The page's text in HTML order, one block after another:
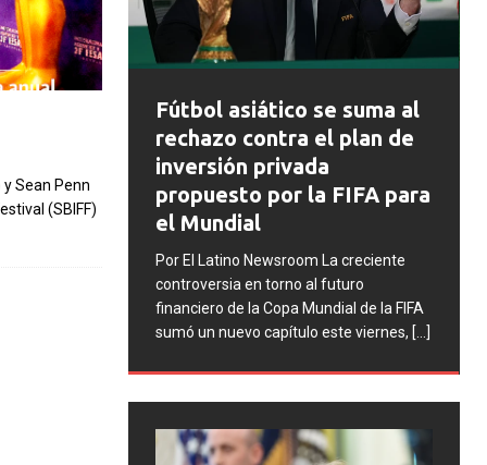
Sean Penn
(SBIFF)
asiático se suma al
contra el plan de
por la FIFA para
Mundial
El Latino Newsroom La creciente
en torno al futuro
de la Copa Mundial de la FIFA
un nuevo capítulo este viernes,[...]
FIFA abre
disciplinarios
Argentina tras
incidentes en la
Mundial 2026
Por El Latino Newsroom
una serie de procesos
contra la Asociación del
Argentino (AFA), cuatro